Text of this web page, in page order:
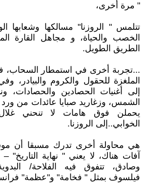
" مرة أخرى،
تتلمس " الروزنا" مسالكها وشعابها
الخصب والحياة، و مجاهل القارة
الطريق الطويل.
...تجربة أخرى في استمطار السحاب، في
الملغزة للحقول والكروم والبيادر،
إلى أغنيات الحصادين والحصادات،
الشمس، وزغاريد صبايا عائدات من ورد
يحملن فوق هامات لا تنحني
الخوابي..إلى الروزنا.
هي محاولة أخرى تدرك مسبقا أن
آفات هناك، لا يعني " نهاية
وصادق، تتفوق فيه الفلاحة/
فيلسوف بمثل " فخامة" و"عظمة"